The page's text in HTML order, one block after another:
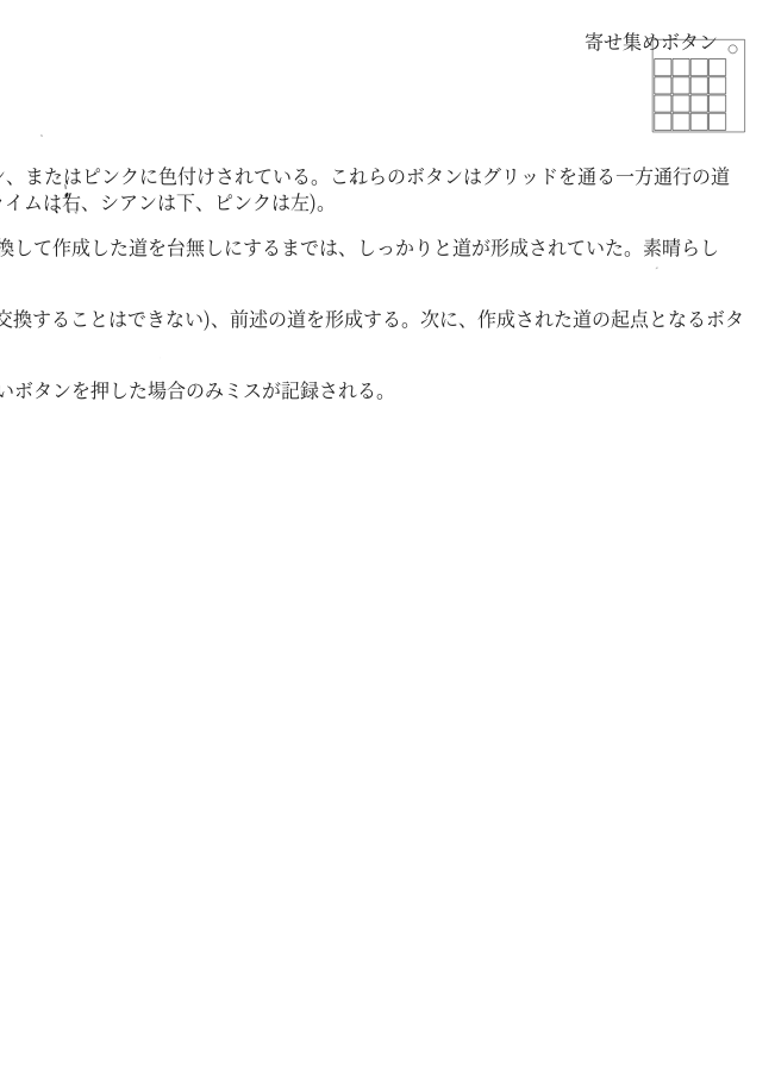
寄せ集めボタン
またはピンクに色付けされている。これらのボタンはグリッドを通る一方通行の道
ムは右、シアンは下、ピンクは左)。
て作成した道を台無しにするまでは、しっかりと道が形成されていた。素晴らし
することはできない)、前述の道を形成する。次に、作成された道の起点となるボタ
タンを押した場合のみミスが記録される。